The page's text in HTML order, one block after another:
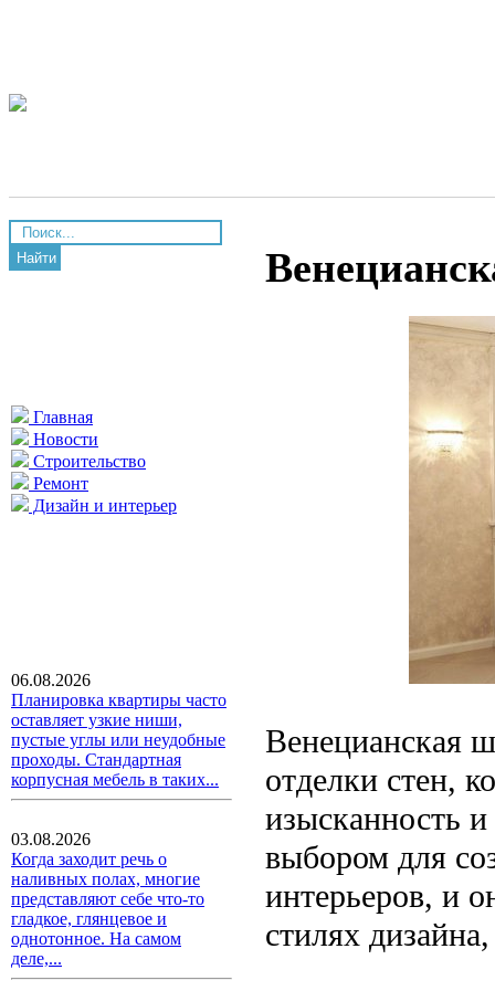
Найти
Главная
Новости
Строительство
Ремонт
Дизайн и интерьер
06.08.2026
Планировка квартиры часто
оставляет узкие ниши,
пустые углы или неудобные
проходы. Стандартная
корпусная мебель в таких...
03.08.2026
Когда заходит речь о
наливных полах, многие
представляют себе что-то
гладкое, глянцевое и
однотонное. На самом
деле,...
Венецианская
отделки стен,
изысканность
выбором для
интерьеров, и
стилях